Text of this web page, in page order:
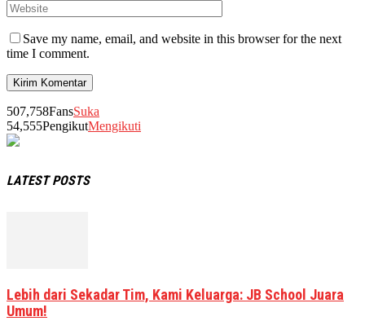
Save my name, email, and website in this browser for the next
time I comment.
507,758FansSuka
54,555PengikutMengikuti
LATEST POSTS
Lebih dari Sekadar Tim, Kami Keluarga: JB School Juara
Umum!